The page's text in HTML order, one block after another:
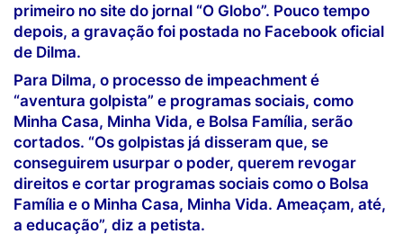
primeiro no site do jornal “O Globo”. Pouco tempo
depois, a gravação foi postada no Facebook oficial
de Dilma.
Para Dilma, o processo de impeachment é
“aventura golpista” e programas sociais, como
Minha Casa, Minha Vida, e Bolsa Família, serão
cortados. “Os golpistas já disseram que, se
conseguirem usurpar o poder, querem revogar
direitos e cortar programas sociais como o Bolsa
Família e o Minha Casa, Minha Vida. Ameaçam, até,
a educação”, diz a petista.